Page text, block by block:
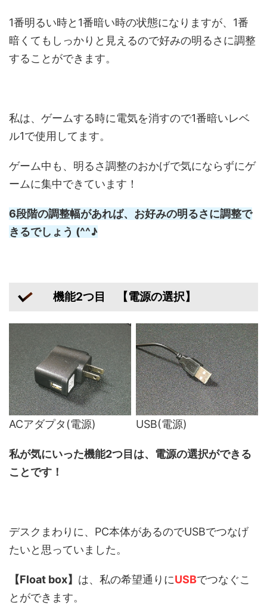
1番明るい時と1番暗い時の状態になりますが、1番
暗くてもしっかりと見えるので好みの明るさに調整
することができます。
私は、ゲームする時に電気を消すので1番暗いレベ
ル1で使用してます。
ゲーム中も、明るさ調整のおかげで気にならずにゲ
ームに集中できています！
6段階の調整幅があれば、お好みの明るさに調整で
きるでしょう (^^♪
機能2つ目 【電源の選択】
ACアダプタ(電源) USB(電源)
私が気にいった機能2つ目は、電源の選択ができる
ことです！
デスクまわりに、PC本体があるのでUSBでつなげ
たいと思っていました。
【Float box】 は、私の希望通りにUSBでつなぐこ
とができます。